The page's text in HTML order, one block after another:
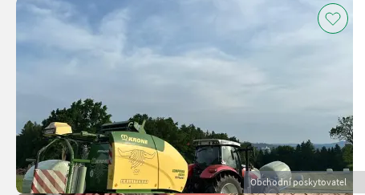
Obchodní poskytovatel